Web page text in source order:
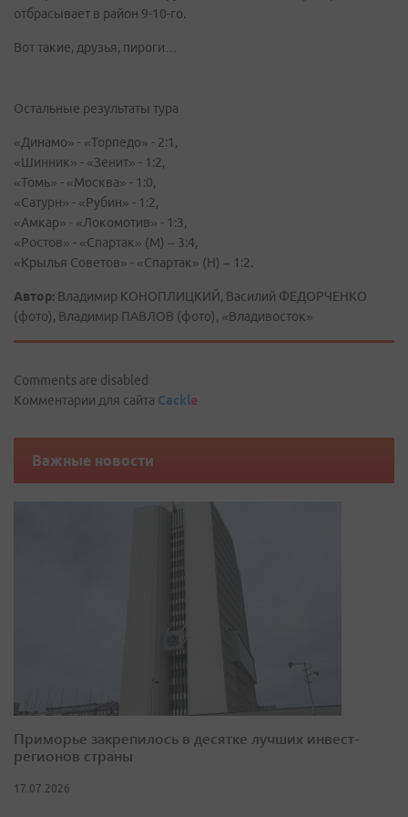
отбрасывает в район 9-10-го.
Вот такие, друзья, пироги…
Остальные результаты тура
«Динамо» - «Торпедо» - 2:1,
«Шинник» - «Зенит» - 1:2,
«Томь» - «Москва» - 1:0,
«Сатурн» - «Рубин» - 1:2,
«Амкар» - «Локомотив» - 1:3,
«Ростов» - «Спартак» (М) – 3:4,
«Крылья Советов» - «Спартак» (Н) – 1:2.
Автор: Владимир КОНОПЛИЦКИЙ, Василий ФЕДОРЧЕНКО
(фото), Владимир ПАВЛОВ (фото), «Владивосток»
Comments are disabled
Комментарии для сайта Cackle
Важные новости
Приморье закрепилось в десятке лучших инвест-
регионов страны
17.07.2026